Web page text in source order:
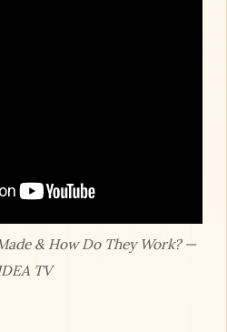
& How Do They Work? —
TV